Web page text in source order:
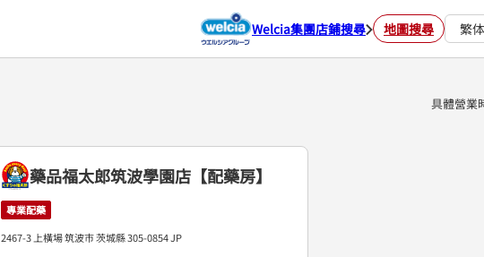
Welcia集團店鋪搜尋 地圖搜尋 繁
具體營業
藥品福太郎筑波學園店【配藥房】
專業配藥
2467-3 上橫場筑波市茨城縣305-0854JP